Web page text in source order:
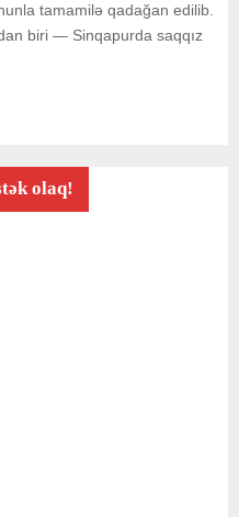
tamamilə qadağan edilib.
biri — Sinqapurda saqqız
olaq!